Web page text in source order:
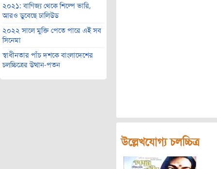
২০২১: বাণিজ্য থেকে শিল্পে ভারি,
আরও ডুবেছে ঢালিউড
২০২২ সালে মুক্তি পেতে পারে এই সব
সিনেমা
স্বাধীনতার পাঁচ দশকে বাংলাদেশের
চলচ্চিত্রের উত্থান-পতন
উল্লেখযোগ্য চলচ্চিত্র